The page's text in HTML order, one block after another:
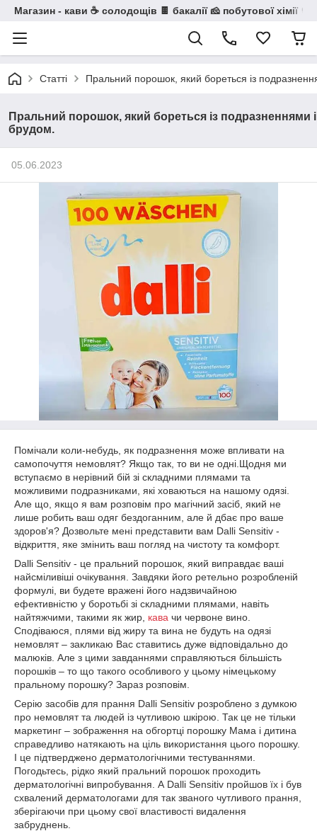
Магазин - кави ☕ солодощів 🍫 бакалії 🧀 побутової хімії 🧼
Статті Пральний порошок, який бореться із
Пральний порошок, який бореться із подразненнями і
брудом.
05.06.2023
Помічали коли-небудь, як подразнення може впливати на
самопочуття немовлят? Якщо так, то ви не одні.Щодня ми
вступаємо в нерівний бій зі складними плямами та
можливими подразниками, які ховаються на нашому одязі.
Але що, якщо я вам розповім про магічний засіб, який не
лише робить ваш одяг бездоганним, але й дбає про ваше
здоров'я? Дозвольте мені представити вам Dalli Sensitiv -
відкриття, яке змінить ваш погляд на чистоту та комфорт.
Dalli Sensitiv - це пральний порошок, який виправдає ваші
найсміливіші очікування. Завдяки його ретельно розробленій
формулі, ви будете вражені його надзвичайною
ефективністю у боротьбі зі складними плямами, навіть
найтяжчими, такими як жир, кава чи червоне вино.
Сподіваюся, плями від жиру та вина не будуть на одязі
немовлят – закликаю Вас ставитись дуже відповідально до
малюків. Але з цими завданнями справляються більшість
порошків – то що такого особливого у цьому німецькому
пральному порошку? Зараз розповім.
Серію засобів для прання Dalli Sensitiv розроблено з думкою
про немовлят та людей із чутливою шкірою. Так це не тільки
маркетинг – зображення на обгортці порошку Мама і дитина
справедливо натякають на ціль використання цього порошку.
І це підтверджено дерматологічними тестуваннями.
Погодьтесь, рідко який пральний порошок проходить
дерматологічні випробування. А Dalli Sensitiv пройшов їх і був
схвалений дерматологами для так званого чутливого прання,
зберігаючи при цьому свої властивості видалення
забруднень.